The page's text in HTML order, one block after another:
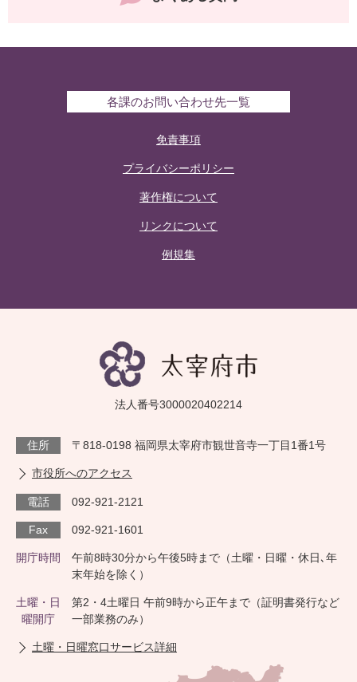
各課のお問い合わせ先一覧
免責事項
プライバシーポリシー
著作権について
リンクについて
例規集
法人番号3000020402214
住所 〒818-0198 福岡県太宰府市観世音寺一丁目1番1号
市役所へのアクセス
電話 092-921-2121
Fax 092-921-1601
開庁時間
午前8時30分から午後5時まで（土曜・日曜・休日､年
末年始を除く）
土曜・日
曜開庁
第2・4土曜日 午前9時から正午まで（証明書発行など
一部業務のみ）
土曜・日曜窓口サービス詳細